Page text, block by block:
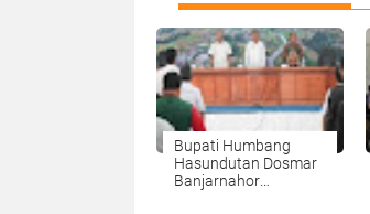
Bupati Humbang
Hasundutan Dosmar
Banjarnahor